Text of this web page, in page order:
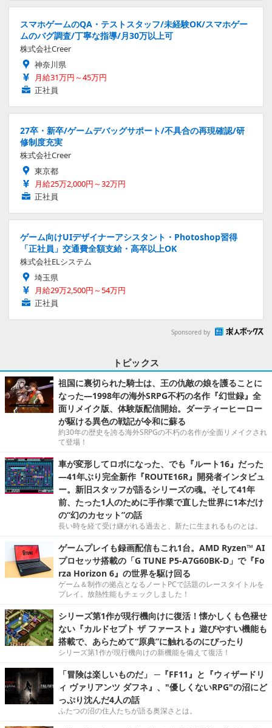
スマホゲームのQA・テストスタッフ/未経験OK/スマホゲー
ムのバグ調査/丁寧な指導/月30万以上可
株式会社Creer
神奈川県
月給31万円～45万円
正社員
27卒・新卒/ゲームデバッグサポート/不具合の再現確認/研
修制度充実
株式会社Creer
東京都
月給25万2,000円～32万円
正社員
ゲーム向けUIデザイナーアシスタント・Photoshop習得
「正社員」交通費全額支給・高卒以上OK
株式会社ELシステム
埼玉県
月給29万2,500円～54万円
正社員
Sponsored by
トピックス
祖国に裏切られた騎士は、王の仇敵の娘を護ることに
なった―1998年の海外SRPG不朽の名作『幻世録』全
面リメイク版、体験版配信開始。ダーティーヒーロー
が駆ける異色の戦記が令和に蘇る
約30年の歴史を誇る海外SRPGの不朽の名作が全面リメイクされ
て登場！
車が変形してロボになった、でも『ルート16』だった
―41年ぶり完全新作『ROUTE16R』開発者インタビュ
ー。新旧スタッフが語るシリーズの魂。そして41年
前、たった1人のために手作業で直した世界に1本だけ
の“幻のカセット”の話
長い時を経て受け継がれる過去と、新たに生まれるものとは。
ゲームプレイも録画配信もこれ1台。AMD Ryzen™ AI
プロセッサ搭載の「G TUNE P5-A7G60BK-D」で『Fo
rza Horizon 6』の世界を駆け回る
ゲーム＆制作の拠点となるノートPCで話題のレースタイトルを
プレイ。放熱性能もチェックしました！
シリーズ第1作が現行機向けに復活！懐かしくも色褪せ
ない『カルドセプト ザ ファースト』遊びやすい機能も
搭載で、あらためて“原典”に触れるのにぴったり
シリーズ第1作が現行機向けの新機能を備えて復活！
「冒険は楽しいものだ」 ─『FF11』と『ウィザードリ
ィ ヴァリアンツ ダフネ』、"優しくないRPG"の沼にど
っぷり沈んだ4人の話
ふたつの沼の住人たちが語る奥深さとは。